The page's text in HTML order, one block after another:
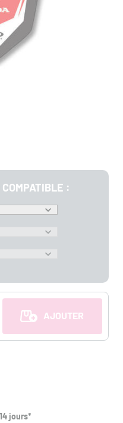
COMPATIBLE :
AJOUTER AU
jours*